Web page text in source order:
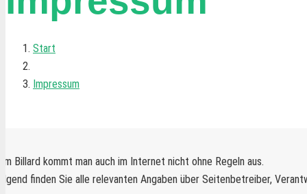
Start
Impressum
Billard kommt man auch im Internet nicht ohne Regeln aus.
finden Sie alle relevanten Angaben über Seitenbetreiber,